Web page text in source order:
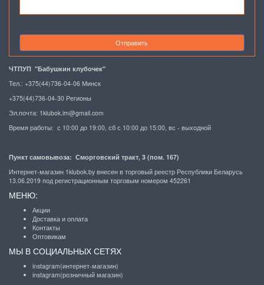
Отправить
ЧТПУП "Бабушкин клубочек"
Тел.: +375(44)736-04-06 Минск
+375(44)736-04-30 Регионы
Эл.почта: 1klubok.im@gmail.com
Время работы: с 10:00 до 19:00, сб с 10:00 до 15:00, вс - выходной
Пункт самовывоза: Сморговский тракт, 3 (пом. 167)
Интернет-магазин 1klubok.by внесен в торговый реестр Республики Беларусь
13.06.2019 под регистрационным торговым номером 452261
МЕНЮ:
Акции
Доставка и оплата
Контакты
Оптовикам
МЫ В СОЦИАЛЬНЫХ СЕТЯХ
instagram(интернет-магазин)
instagram(розничный магазин)